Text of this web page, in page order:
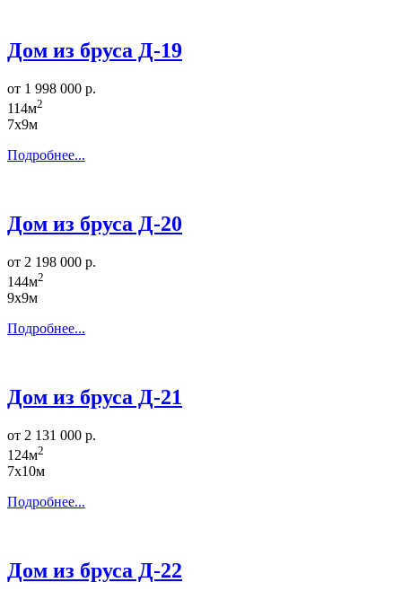
Дом из бруса Д-19
от 1 998 000 р.
114м2
7х9м
Подробнее...
Дом из бруса Д-20
от 2 198 000 р.
144м2
9х9м
Подробнее...
Дом из бруса Д-21
от 2 131 000 р.
124м2
7х10м
Подробнее...
Дом из бруса Д-22